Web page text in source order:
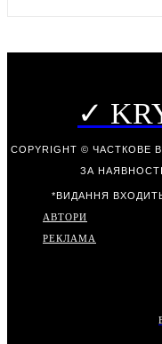
✓
COPYRIGHT ©
ЗА
*ВИДАННЯ
АВТОРИ
РЕКЛАМА